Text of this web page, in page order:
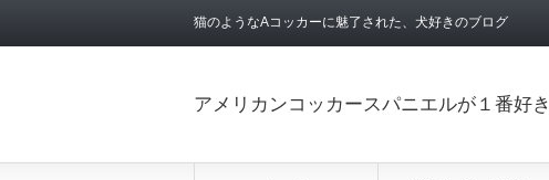
猫のようなAコッカーに魅了された、犬好きのブログ
アメリカンコッカースパニエルが１番好き